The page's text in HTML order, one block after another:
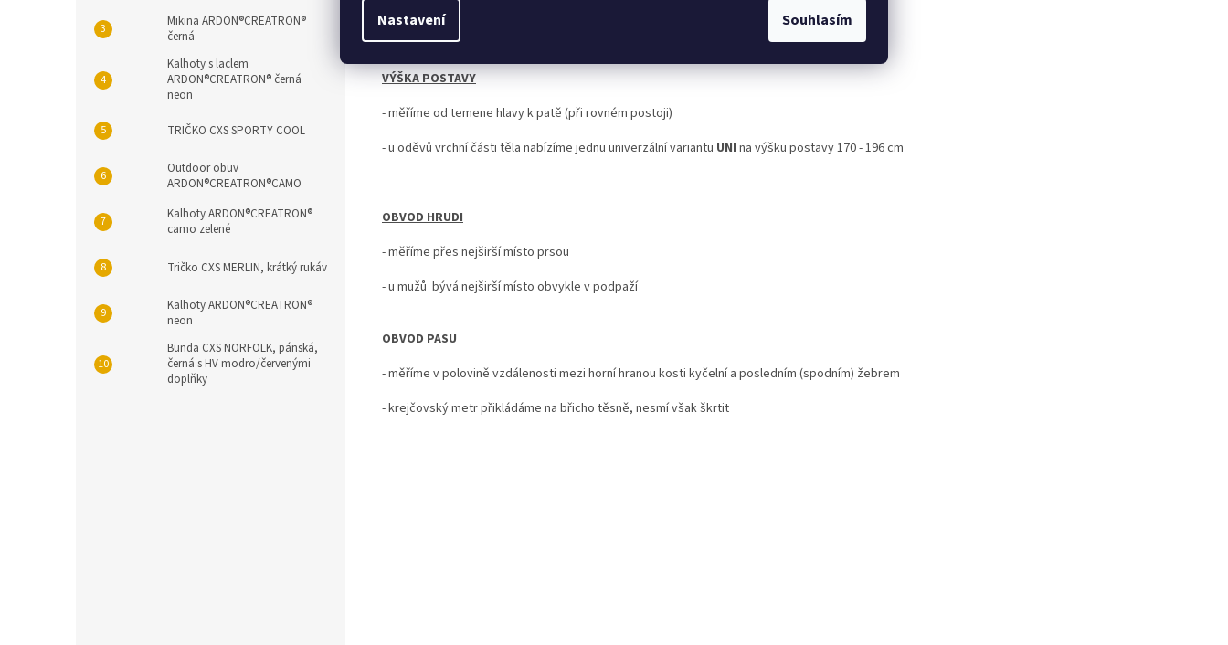
Nastavení Souhlasím
Mikina ARDON®CREATRON®
černá
Kalhoty s laclem
ARDON®CREATRON® černá
neon
TRIČKO CXS SPORTY COOL
Outdoor obuv
ARDON®CREATRON®CAMO
Kalhoty ARDON®CREATRON®
camo zelené
Tričko CXS MERLIN, krátký rukáv
Kalhoty ARDON®CREATRON®
neon
Bunda CXS NORFOLK, pánská,
černá s HV modro/červenými
doplňky
VÝŠKA POSTAVY
-měříme od temene hlavy k patě (při rovném postoji)
- u oděvů vrchní části těla nabízíme jednu univerzální variantu UNI na výšku postavy 170 - 196 cm
OBVOD HRUDI
- měříme přes nejširší místo prsou
- u mužů bývá nejširší místo obvykle v podpaží
OBVOD PASU
- měříme v polovině vzdálenosti mezi horní hranou kosti kyčelní a posledním (spodním) žebrem
- krejčovský metrpřikládáme na břicho těsně, nesmí však škrtit